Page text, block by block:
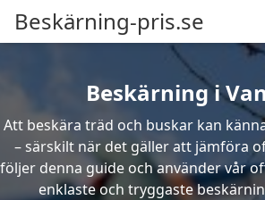
Beskärning-pris.se
Beskärning i
Att beskära träd och buskar kan
– särskilt när det gäller att jämföra
följer denna guide och använder vår
enklaste och tryggaste